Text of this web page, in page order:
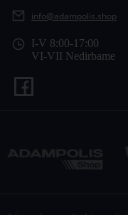
info@adampolis.shop
I-V 8:00-17:00
VI-VII Nedirbame